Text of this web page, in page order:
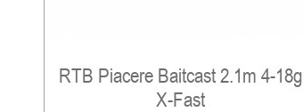
RTB Piacere Baitcast 2.1m 4-18g
X-Fast